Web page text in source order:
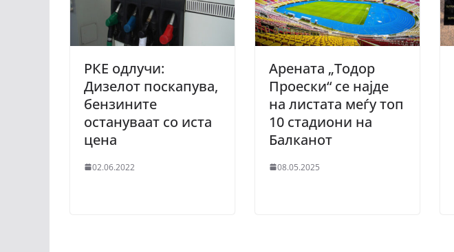
РКЕ одлучи:
Дизелот поскапува,
бензините
остануваат со иста
цена
02.06.2022
Арената „Тодор
Проески“ се најде
на листата меѓу топ
10 стадиони на
Балканот
08.05.2025